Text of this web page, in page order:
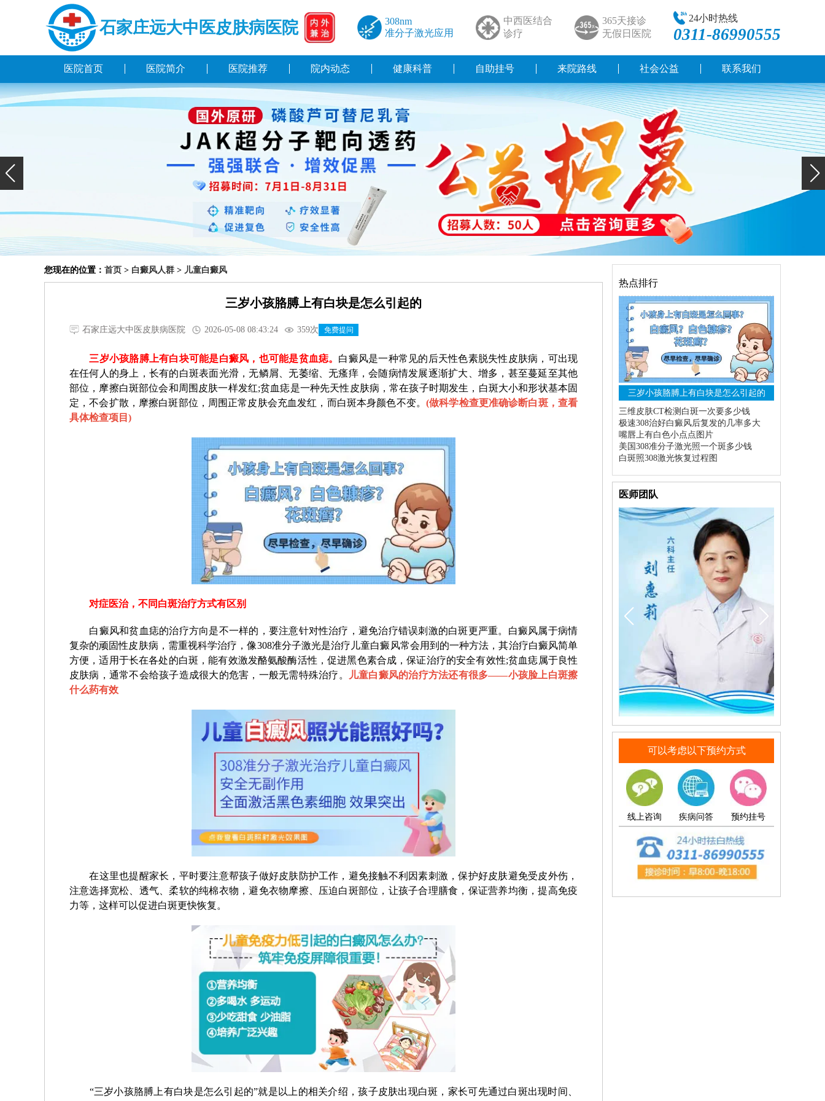
石家庄远大中医皮肤病医院
308nm
准分子激光应用
中西医结合
诊疗
365天接诊
无假日医院
24小时热线
0311-86990555
医院首页 医院简介 医院推荐 院内动态 健康科普 自助挂号 来院路线 社会公益 联系我们
您现在的位置： 首页 > 白癜风人群 > 儿童白癜风
三岁小孩胳膊上有白块是怎么引起的
石家庄远大中医皮肤病医院 2026-05-08 08:43:24 359次 免费提问
三岁小孩胳膊上有白块可能是白癜风，也可能是贫血痣。 白癜风是一种常见的后天性色素脱失性皮肤病，可出现
在任何人的身上，长有的白斑表面光滑，无鳞屑、无萎缩、无瘙痒，会随病情发展逐渐扩大、增多，甚至蔓延至其他
部位，摩擦白斑部位会和周围皮肤一样发红;贫血痣是一种先天性皮肤病，常在孩子时期发生，白斑大小和形状基本固
定，不会扩散，摩擦白斑部位，周围正常皮肤会充血发红，而白斑本身颜色不变。 (做科学检查更准确诊断白斑，查看
具体检查项目 )
对症医治，不同白斑治疗方式有区别
白癜风和贫血痣的治疗方向是不一样的，要注意针对性治疗，避免治疗错误刺激的白斑更严重。白癜风属于病情
复杂的顽固性皮肤病，需重视科学治疗，像308准分子激光是治疗儿童白癜风常会用到的一种方法，其治疗白癜风简单
方便，适用于长在各处的白斑，能有效激发酪氨酸酶活性，促进黑色素合成，保证治疗的安全有效性;贫血痣属于良性
皮肤病，通常不会给孩子造成很大的危害，一般无需特殊治疗。
儿童白癜风的治疗方法还有很多——小孩脸上白斑擦
什么药有效
在这里也提醒家长，平时要注意帮孩子做好皮肤防护工作，避免接触不利因素刺激，保护好皮肤避免受皮外伤，
注意选择宽松、透气、柔软的纯棉衣物，避免衣物摩擦、压迫白斑部位，让孩子合理膳食，保证营养均衡，提高免疫
力等，这样可以促进白斑更快恢复。
“三岁小孩胳膊上有白块是怎么引起的”就是以上的相关介绍，孩子皮肤出现白斑，家长可先通过白斑出现时间、
热点排行
三岁小孩胳膊上有白块是怎么引起的
三维皮肤CT检测白斑一次要多少钱
极速308治好白癜风后复发的几率多大
嘴唇上有白色小点点图片
美国308准分子激光照一个斑多少钱
白斑照308激光恢复过程图
医师团队
可以考虑以下预约方式
线上咨询 疾病问答 预约挂号